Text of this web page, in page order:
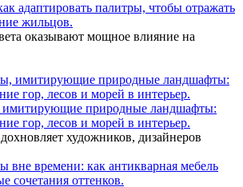
адаптировать палитры, чтобы отражать
жильцов.
оказывают мощное влияние на
имитирующие природные ландшафты:
гор, лесов и морей в интерьер.
художников, дизайнеров